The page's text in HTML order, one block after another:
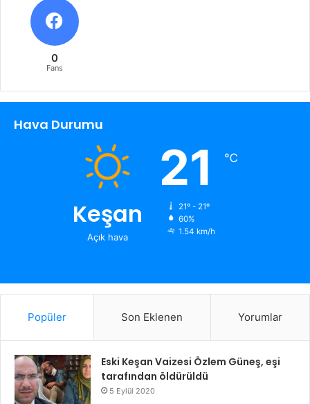
0
Fans
Hava Durumu
Keşan
Açık hava
21 ℃
21º - 21º
60%
1.54 km/h
Popüler Son Eklenen Yorumlar
Eski Keşan Vaizesi Özlem Güneş, eşi
tarafından öldürüldü
5 Eylül 2020